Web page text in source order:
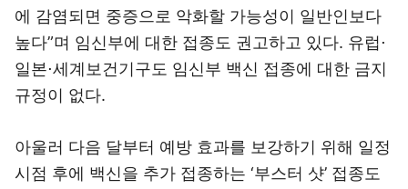
에 감염되면 중증으로 악화할 가능성이 일반인보다
높다”며 임신부에 대한 접종도 권고하고 있다. 유럽⋅
일본⋅세계보건기구도 임신부 백신 접종에 대한 금지
규정이 없다.
아울러 다음 달부터 예방 효과를 보강하기 위해 일정
시점 후에 백신을 추가 접종하는 ‘부스터 샷’ 접종도